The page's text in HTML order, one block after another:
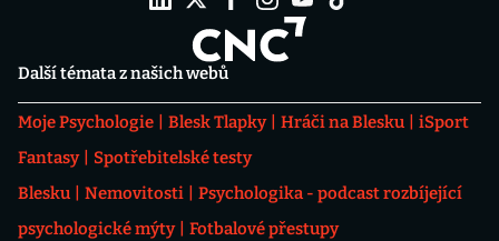
Další témata z našich webů
Moje Psychologie Blesk Tlapky Hráči na Blesku
iSport
Fantasy
Spotřebitelské testy
Blesku
Nemovitosti
Psychologika - podcast rozbíjející
psychologické mýty
Fotbalové přestupy